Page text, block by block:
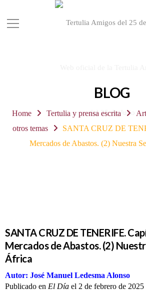
BLOG
Home Tertulia y prensa escrita
otros temas
SANTA CRUZ DE
Mercados de Abastos. (2) Nuestra
SANTA CRUZ DE TENERIFE.
Mercados de Abastos. (2)
África
Autor: José Manuel Ledesma Alonso
Publicado en El Día el 2 de febrero de 2025